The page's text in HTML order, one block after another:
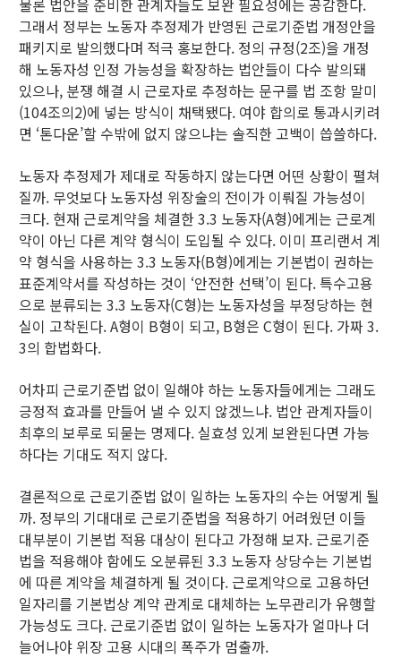
물론 법안을 준비한 관계자들도 보완 필요성에는 공감한다.
그래서 정부는 노동자 추정제가 반영된 근로기준법 개정안을
패키지로 발의했다며 적극 홍보한다. 정의 규정(2조)을 개정
해 노동자성 인정 가능성을 확장하는 법안들이 다수 발의돼
있으나, 분쟁 해결 시 근로자로 추정하는 문구를 법 조항 말미
(104조의2)에 넣는 방식이 채택됐다. 여야 합의로 통과시키려
면 ‘톤다운’할 수밖에 없지 않으냐는 솔직한 고백이 씁쓸하다.
노동자 추정제가 제대로 작동하지 않는다면 어떤 상황이 펼쳐
질까. 무엇보다 노동자성 위장술의 전이가 이뤄질 가능성이
크다. 현재 근로계약을 체결한 3.3 노동자(A형)에게는 근로계
약이 아닌 다른 계약 형식이 도입될 수 있다. 이미 프리랜서 계
약 형식을 사용하는 3.3 노동자(B형)에게는 기본법이 권하는
표준계약서를 작성하는 것이 ‘안전한 선택’이 된다. 특수고용
으로 분류되는 3.3 노동자(C형)는 노동자성을 부정당하는 현
실이 고착된다. A형이 B형이 되고, B형은 C형이 된다. 가짜 3.
3의 합법화다.
어차피 근로기준법 없이 일해야 하는 노동자들에게는 그래도
긍정적 효과를 만들어 낼 수 있지 않겠느냐. 법안 관계자들이
최후의 보루로 되묻는 명제다. 실효성 있게 보완된다면 가능
하다는 기대도 적지 않다.
결론적으로 근로기준법 없이 일하는 노동자의 수는 어떻게 될
까. 정부의 기대대로 근로기준법을 적용하기 어려웠던 이들
대부분이 기본법 적용 대상이 된다고 가정해 보자. 근로기준
법을 적용해야 함에도 오분류된 3.3 노동자 상당수는 기본법
에 따른 계약을 체결하게 될 것이다. 근로계약으로 고용하던
일자리를 기본법상 계약 관계로 대체하는 노무관리가 유행할
가능성도 크다. 근로기준법 없이 일하는 노동자가 얼마나 더
늘어나야 위장 고용 시대의 폭주가 멈출까.